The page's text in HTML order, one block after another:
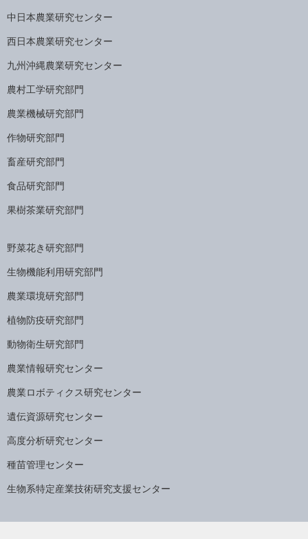
中日本農業研究センター
西日本農業研究センター
九州沖縄農業研究センター
農村工学研究部門
農業機械研究部門
作物研究部門
畜産研究部門
食品研究部門
果樹茶業研究部門
野菜花き研究部門
生物機能利用研究部門
農業環境研究部門
植物防疫研究部門
動物衛生研究部門
農業情報研究センター
農業ロボティクス研究センター
遺伝資源研究センター
高度分析研究センター
種苗管理センター
生物系特定産業技術研究支援センター